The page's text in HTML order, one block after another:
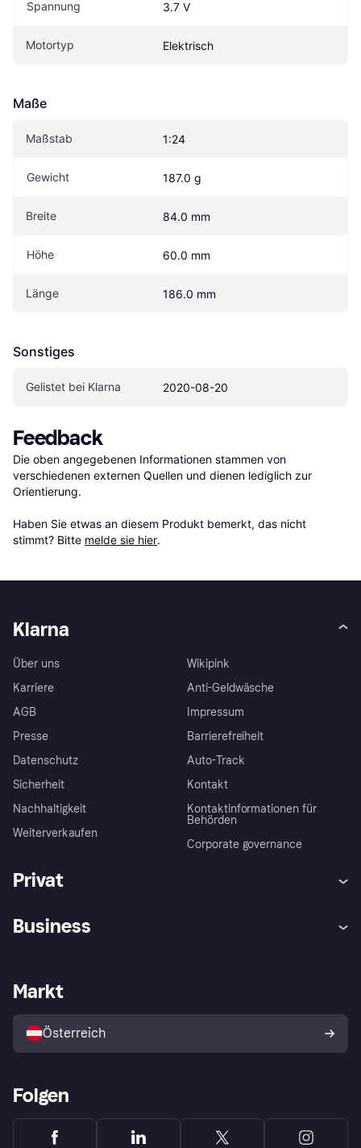
Spannung 3.7 V
Motortyp Elektrisch
Maße
Maßstab 1:24
Gewicht 187.0 g
Breite 84.0 mm
Höhe 60.0 mm
Länge 186.0 mm
Sonstiges
Gelistet bei Klarna 2020-08-20
Feedback
Die oben angegebenen Informationen stammen von
verschiedenen externen Quellen und dienen lediglich zur
Orientierung.
Haben Sie etwas an diesem Produkt bemerkt, das nicht
stimmt? Bitte melde sie hier.
Klarna
Über uns
Karriere
AGB
Presse
Datenschutz
Sicherheit
Nachhaltigkeit
Weiterverkaufen
Wikipink
Anti-Geldwäsche
Impressum
Barrierefreiheit
Auto-Track
Kontakt
Kontaktinformationen für
Behörden
Corporate governance
Privat
Shops entdecken
Business
Händlerportal
Markt
Österreich
Folgen